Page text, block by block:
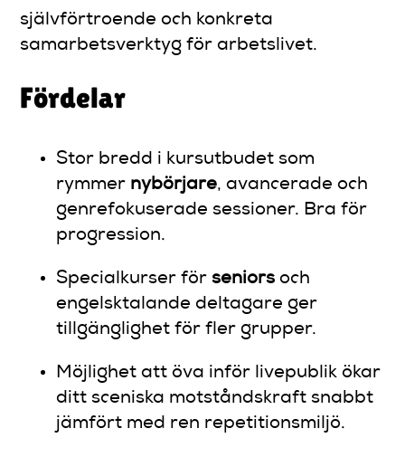
självförtroende och konkreta
samarbetsverktyg för arbetslivet.
Fördelar
Stor bredd i kursutbudet som
rymmer nybörjare, avancerade och
genrefokuserade sessioner. Bra för
progression.
Specialkurser förseniors och
engelsktalande deltagare ger
tillgänglighet för fler grupper.
Möjlighet att öva inför livepublik ökar
ditt sceniska motståndskraft snabbt
jämfört med ren repetitionsmiljö.